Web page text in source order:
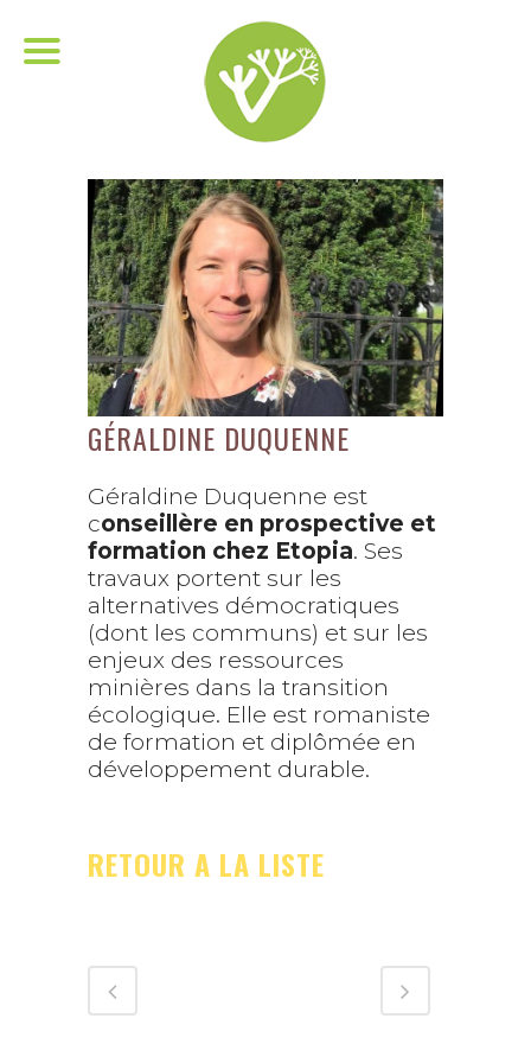
GÉRALDINE DUQUENNE
Géraldine Duquenne est
conseillère en prospective et
formation chez Etopia. Ses
travaux portent sur les
alternatives démocratiques
(dont les communs) et sur les
enjeux des ressources
minières dans la transition
écologique. Elle est romaniste
de formation et diplômée en
développement durable.
RETOUR A LA LISTE